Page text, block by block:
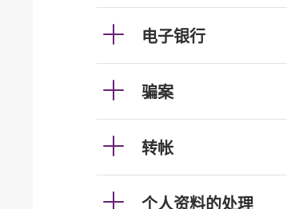
电子银行
骗案
转帐
个人资料的处理